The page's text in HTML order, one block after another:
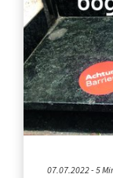
07.07.2022 - 5